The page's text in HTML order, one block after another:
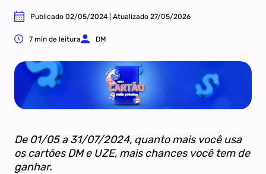
Publicado 02/05/2024 | Atualizado 27/05/2026
7 min de leitura DM
De 01/05 a 31/07/2024, quanto mais você usa
os cartões DM e UZE, mais chances você tem de
ganhar.